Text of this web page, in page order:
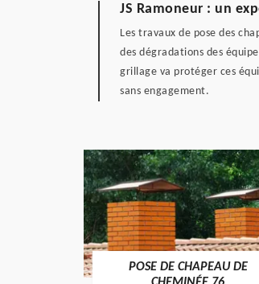
JS Ramoneur : un
Les travaux de pose des
des dégradations des
grillage va protéger ces
sans engagement.
POSE DE CHAPEAU DE